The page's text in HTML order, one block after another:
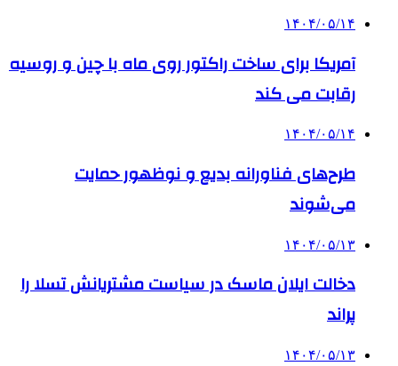
۱۴۰۴/۰۵/۱۴
آمریکا برای ساخت راکتور روی ماه با چین و روسیه
رقابت می کند
۱۴۰۴/۰۵/۱۴
طرح‌های فناورانه بدیع و نوظهور حمایت
می‌شوند
۱۴۰۴/۰۵/۱۳
دخالت ایلان ماسک در سیاست مشتریانش تسلا را
پراند
۱۴۰۴/۰۵/۱۳